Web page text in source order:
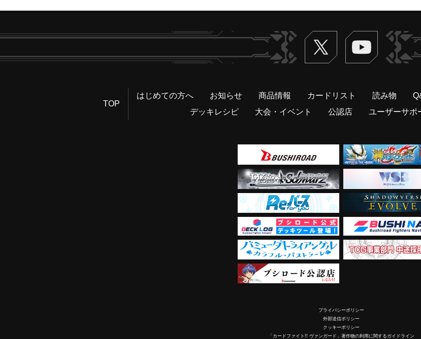
Twitter ヴァンガ
TOP
はじめての方へ お知らせ 商品情報 カードリスト 読み物
デッキレシピ
大会・イベント 公認店 ユーザーサポ
プライバシーポリシー
外部送信ポリシー
クッキーポリシー
「カードファイト!! ヴァンガード」著作物の利用に関するガイドライン